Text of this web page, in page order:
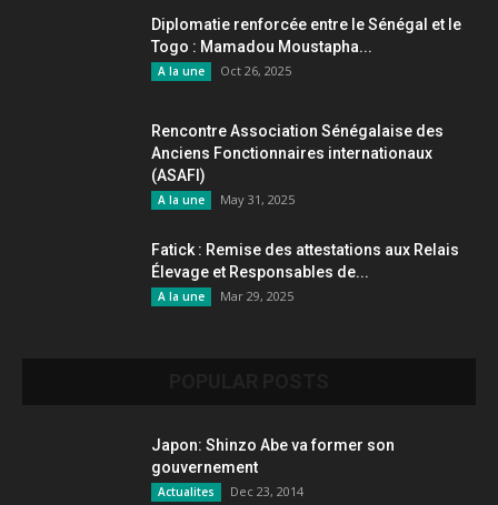
Diplomatie renforcée entre le Sénégal et le
Togo : Mamadou Moustapha...
A la une Oct 26, 2025
Rencontre Association Sénégalaise des
Anciens Fonctionnaires internationaux
(ASAFI)
A la une May 31, 2025
Fatick : Remise des attestations aux Relais
Élevage et Responsables de...
A la une Mar 29, 2025
Japon: Shinzo Abe va former son
gouvernement
Actualites Dec 23, 2014